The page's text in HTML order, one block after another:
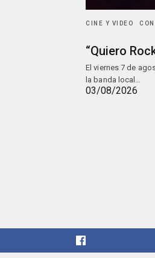
CINE Y VIDEO
“Quiero
El viernes 7 de
la banda local…
03/08/2026